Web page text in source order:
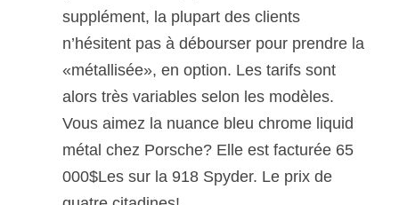
supplément, la plupart des clients
n’hésitent pas à débourser pour prendre la
«métallisée», en option. Les tarifs sont
alors très variables selon les modèles.
Vous aimez la nuance bleu chrome liquid
métal chez Porsche? Elle est facturée 65
000$Les sur la 918 Spyder. Le prix de